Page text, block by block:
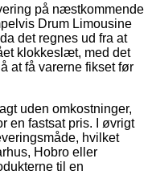
på næstkommende
Drum Limousine
det regnes ud fra at
klokkeslæt, med det
at få varerne fikset før
uden omkostninger,
en fastsat pris. I øvrigt
hvilket
Hobro eller
til en